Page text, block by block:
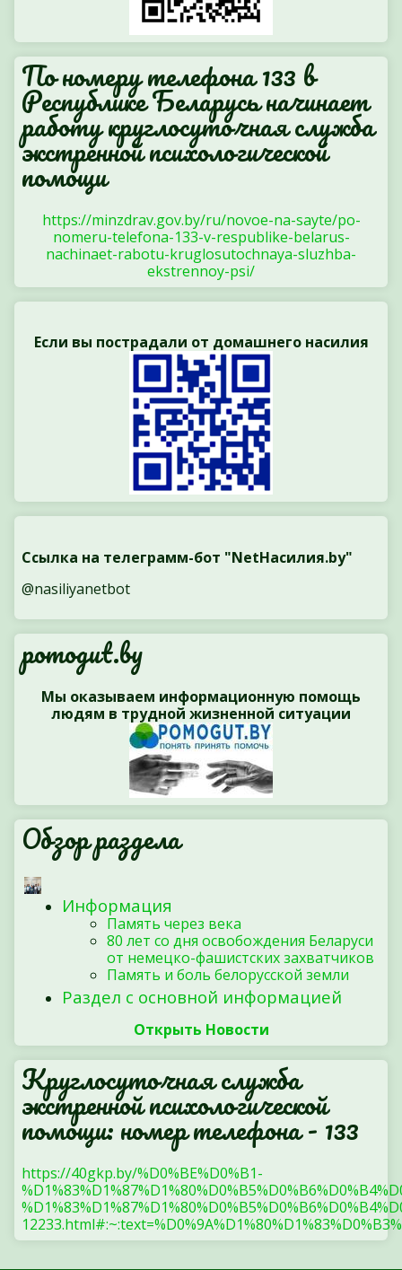
По номеру телефона 133 в
Республике Беларусь начинает
работу круглосуточная служба
экстренной психологической
помощи
https://minzdrav.gov.by/ru/novoe-na-sayte/po-
nomeru-telefona-133-v-respublike-belarus-
nachinaet-rabotu-kruglosutochnaya-sluzhba-
ekstrennoy-psi/
Если вы пострадали от домашнего насилия
Ссылка на телеграмм-бот "NetНасилия.by"
@nasiliyanetbot
pomogut.by
Мы оказываем информационную помощь
людям в трудной жизненной ситуации
Обзор раздела
Информация
Память через века
80 лет со дня освобождения Беларуси
от немецко-фашистских захватчиков
Память и боль белорусской земли
Раздел с основной информацией
Открыть Новости
Круглосуточная служба
экстренной психологической
помощи: номер телефона - 133
https://40gkp.by/%D0%BE%D0%B1-